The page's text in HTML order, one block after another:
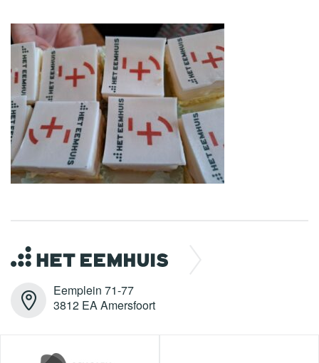
Eemplein 71-77
3812 EA Amersfoort